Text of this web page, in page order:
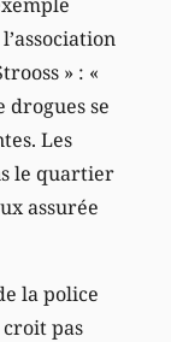
» : «
drogues se
Les
le quartier
assurée
la police
pas